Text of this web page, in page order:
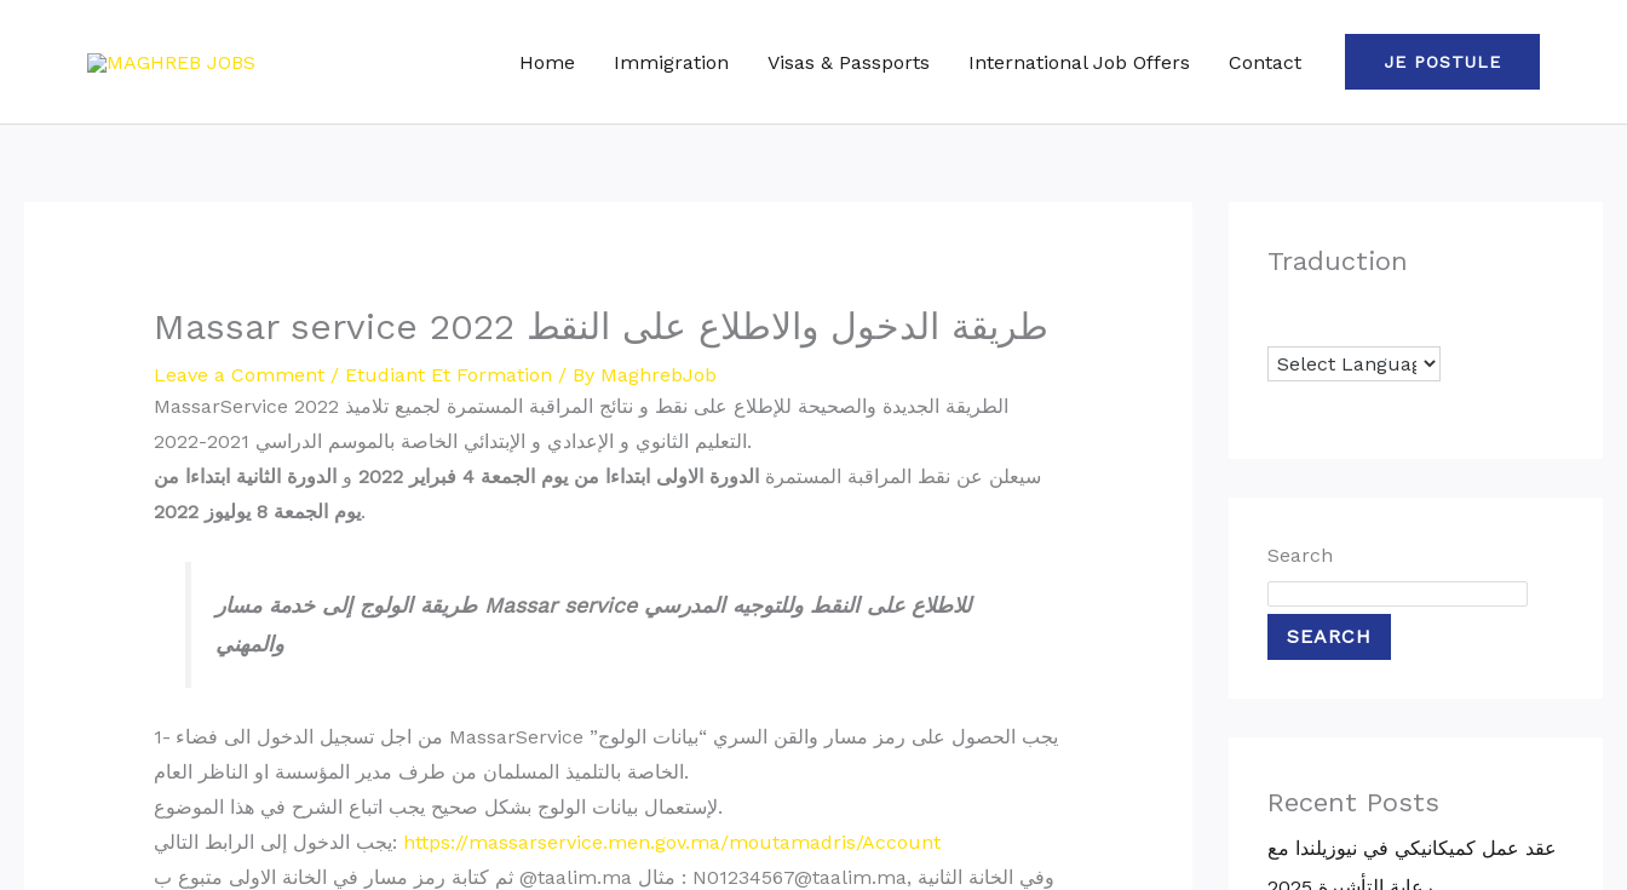
Home Immigration Visas & Passports International Job Offers Contact JE POSTULE
Massar service 2022 طريقة الدخول والاطلاع على النقط
Leave a Comment / Etudiant Et Formation / By MaghrebJob
MassarService 2022 الطريقة الجديدة والصحيحة للإطلاع على نقط و نتائج المراقبة المستمرة لجميع تلاميذ
التعليم الثانوي و الإعدادي و الإبتدائي الخاصة بالموسم الدراسي 2021-2022.
سيعلن عن نقط المراقبة المستمرة الدورة الاولى ابتداءا من يوم الجمعة 4 فبراير 2022 و الدورة الثانية ابتداءا من
يوم الجمعة 8 يوليوز 2022.
طريقة الولوج إلى خدمة مسار Massar service للاطلاع على النقط وللتوجيه المدرسي
والمهني
1- من اجل تسجيل الدخول الى فضاء MassarService يجب الحصول على رمز مسار والقن السري “بيانات الولوج”
الخاصة بالتلميذ المسلمان من طرف مدير المؤسسة او الناظر العام.
لإستعمال بيانات الولوج بشكل صحيح يجب اتباع الشرح في هذا الموضوع.
يجب الدخول إلى الرابط التالي: https://massarservice.men.gov.ma/moutamadris/Account
ثم كتابة رمز مسار في الخانة الاولى متبوع ب @taalim.ma مثال : N01234567@taalim.ma, وفي الخانة الثانية
Traduction
Search
SEARCH
Recent Posts
عقد عمل كميكانيكي في نيوزيلندا مع